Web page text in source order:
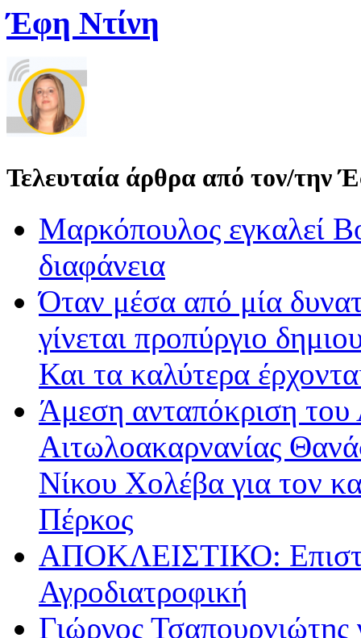
Έφη Ντίνη
Τελευταία άρθρα από τον/την
Μαρκόπουλος εγκαλεί
διαφάνεια
Όταν μέσα από μία
γίνεται προπύργιο
Και τα καλύτερα
Άμεση ανταπόκριση του
Αιτωλοακαρνανίας
Νίκου Χολέβα για τον
Πέρκος
ΑΠΟΚΛΕΙΣΤΙΚΟ:
Αγροδιατροφική
Γιώργος